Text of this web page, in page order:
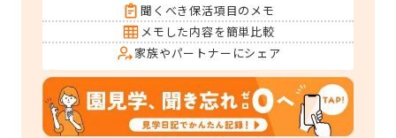
聞くべき保活項目のメモ
メモした内容を簡単比較
家族やパートナーにシェア